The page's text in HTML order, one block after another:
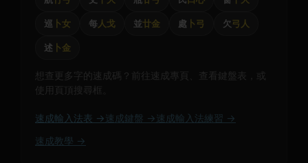
巡 卜女 每人戈 並廿金 處 卜弓 欠弓人
述 卜金
想查更多字的速成碼？前往速成專頁、查看鍵盤表，或
使用頁頂搜尋框。
速成輸入法表 → 速成鍵盤 → 速成輸入法練習 →
速成教學 →